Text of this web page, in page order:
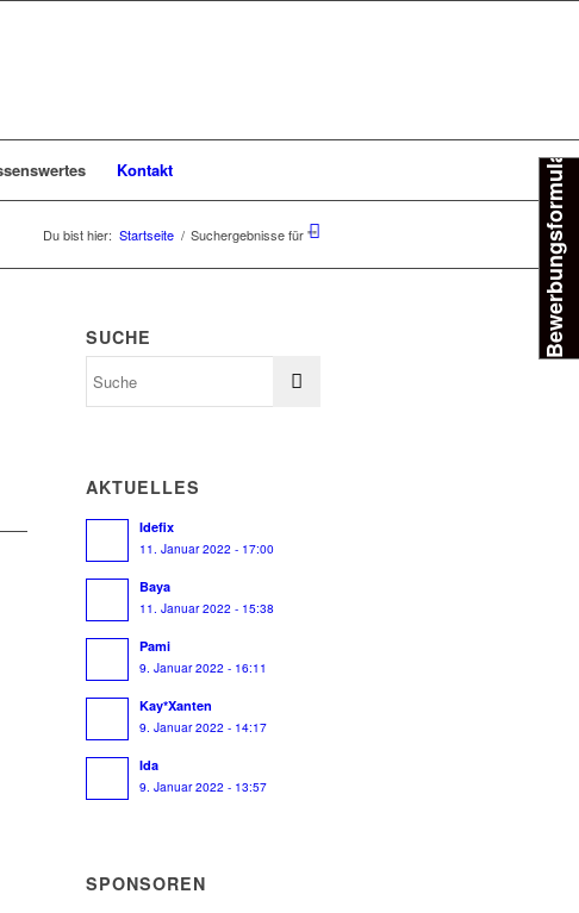
Kontakt
Du bist hier: Startseite / Suchergebnisse für ""
SUCHE
AKTUELLES
Idefix
11. Januar 2022 - 17:00
Baya
11. Januar 2022 - 15:38
Pami
9. Januar 2022 - 16:11
Kay*Xanten
9. Januar 2022 - 14:17
Ida
9. Januar 2022 - 13:57
SPONSOREN
Bewerbungsformular